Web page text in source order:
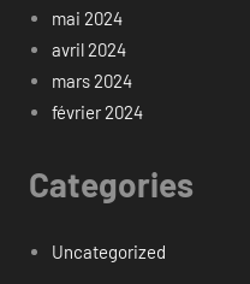
mai 2024
avril 2024
mars 2024
février 2024
Categories
Uncategorized